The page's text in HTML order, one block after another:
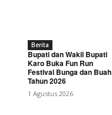
Berita
Bupati dan Wakil Bupati
Karo Buka Fun Run
Festival Bunga dan Buah
Tahun 2026
1 Agustus 2026